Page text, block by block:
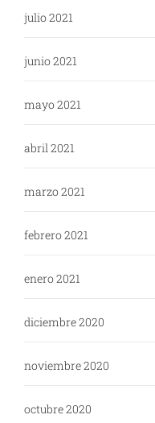
julio 2021
junio 2021
mayo 2021
abril 2021
marzo 2021
febrero 2021
enero 2021
diciembre 2020
noviembre 2020
octubre 2020